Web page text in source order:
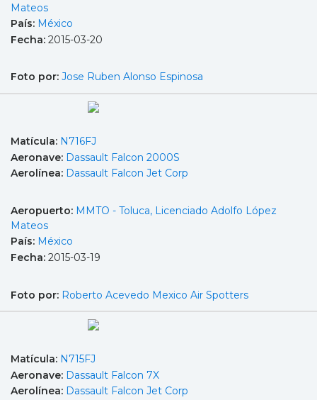
Mateos
País: México
Fecha: 2015-03-20
Foto por: Jose Ruben Alonso Espinosa
Matícula: N716FJ
Aeronave: Dassault Falcon 2000S
Aerolínea: Dassault Falcon Jet Corp
Aeropuerto: MMTO - Toluca, Licenciado Adolfo López
Mateos
País: México
Fecha: 2015-03-19
Foto por: Roberto Acevedo Mexico Air Spotters
Matícula: N715FJ
Aeronave: Dassault Falcon 7X
Aerolínea: Dassault Falcon Jet Corp